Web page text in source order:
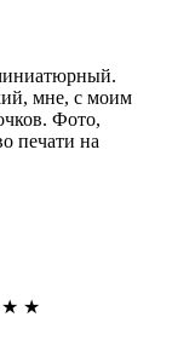
мне, с моим
Фото,
печати на
★ ★